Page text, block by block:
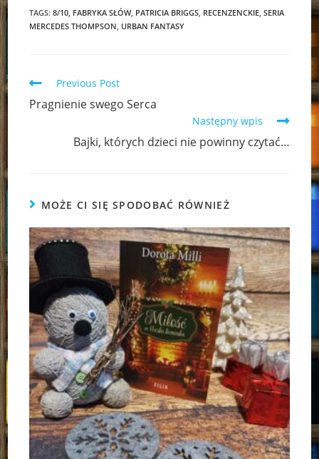
TAGS:8/10 FABRYKA SŁÓW, PATRICIA BRIGGS RECENZENCKIE SERIA
MERCEDES THOMPSON URBAN FANTASY
Read
articles
Previous Post
Pragnienie swego Serca
Następny wpis
Bajki, których dzieci nie powinny czytać…
MOŻE CI SIĘ SPODOBAĆ RÓWNIEŻ